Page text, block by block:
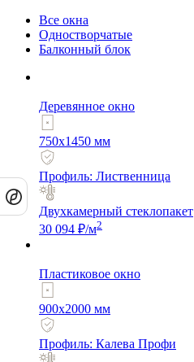
Все окна
Одностворчатые
Балконный блок
Деревянное окно
750x1450 мм
Профиль: Лиственница
Двухкамерный стеклопакет
30 094 ₽/м2
Пластиковое окно
900x2000 мм
Профиль: Калева Профи